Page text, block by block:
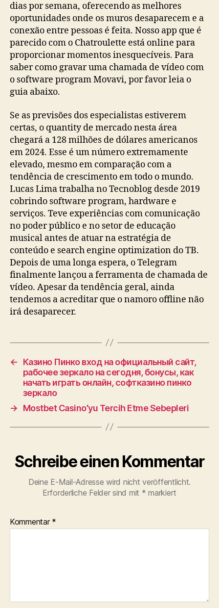
dias por semana, oferecendo as melhores
oportunidades onde os muros desaparecem e a
conexão entre pessoas é feita. Nosso app que é
parecido com o Chatroulette está online para
proporcionar momentos inesquecíveis. Para
saber como gravar uma chamada de vídeo com
o software program Movavi, por favor leia o
guia abaixo.
Se as previsões dos especialistas estiverem
certas, o quantity de mercado nesta área
chegará a 128 milhões de dólares americanos
em 2024. Esse é um número extremamente
elevado, mesmo em comparação com a
tendência de crescimento em todo o mundo.
Lucas Lima trabalha no Tecnoblog desde 2019
cobrindo software program, hardware e
serviços. Teve experiências com comunicação
no poder público e no setor de educação
musical antes de atuar na estratégia de
conteúdo e search engine optimization do TB.
Depois de uma longa espera, o Telegram
finalmente lançou a ferramenta de chamada de
vídeo. Apesar da tendência geral, ainda
tendemos a acreditar que o namoro offline não
irá desaparecer.
←
Казино Пинко вход на официальный сайт,
рабочее зеркало на сегодня, бонусы, как
начать играть онлайн, софтказино пинко
зеркало
→
Mostbet Casino’yu Tercih Etme Sebepleri
Schreibe einen Kommentar
Deine E-Mail-Adresse wird nicht veröffentlicht.
Erforderliche Felder sind mit * markiert
Kommentar *